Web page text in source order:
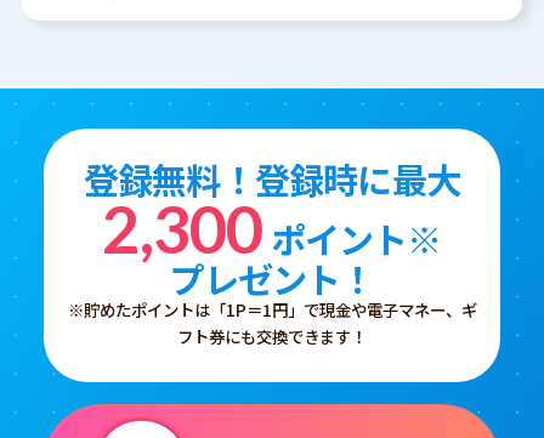
登録無料！登録時に最大
2,300ポイント※
プレゼント！
※貯めたポイントは「1P＝1円」で現金や電子マネー、ギ
フト券にも交換できます！